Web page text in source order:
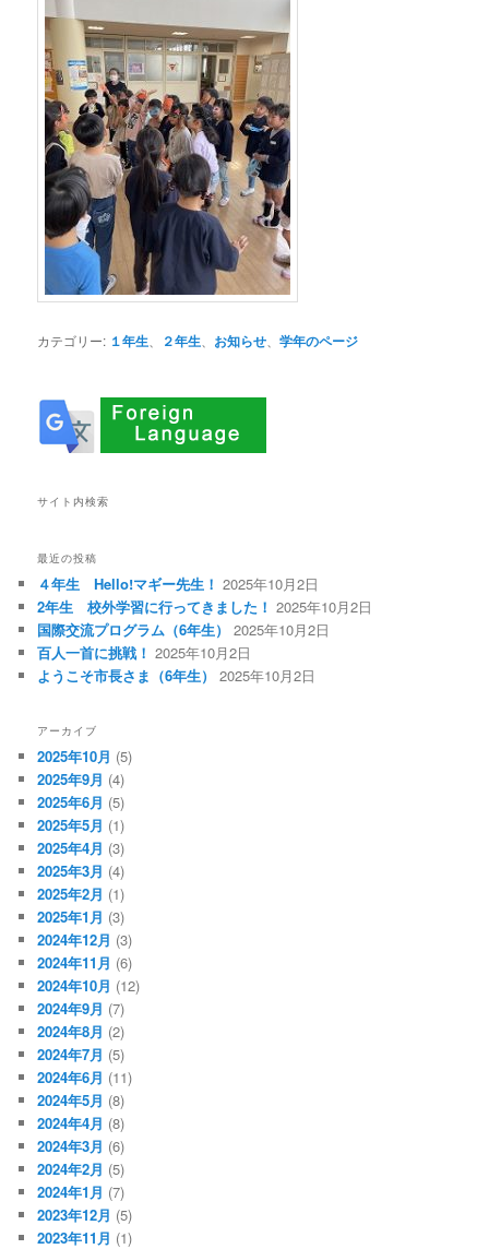
カテゴリー: １年生 ２年生 お知らせ 、学年のページ
サイト内検索
最近の投稿
４年生 Hello!マギー先生！ 2025年10月2日
2年生 校外学習に行ってきました！ 2025年10月2日
国際交流プログラム（6年生）
2025年10月2日
百人一首に挑戦！ 2025年10月2日
ようこそ市長さま（6年生）
2025年10月2日
アーカイブ
2025年10月 (5)
2025年9月 (4)
2025年6月 (5)
2025年5月 (1)
2025年4月 (3)
2025年3月 (4)
2025年2月 (1)
2025年1月 (3)
2024年12月 (3)
2024年11月 (6)
2024年10月 (12)
2024年9月 (7)
2024年8月 (2)
2024年7月 (5)
2024年6月 (11)
2024年5月 (8)
2024年4月 (8)
2024年3月 (6)
2024年2月 (5)
2024年1月 (7)
2023年12月 (5)
2023年11月 (1)